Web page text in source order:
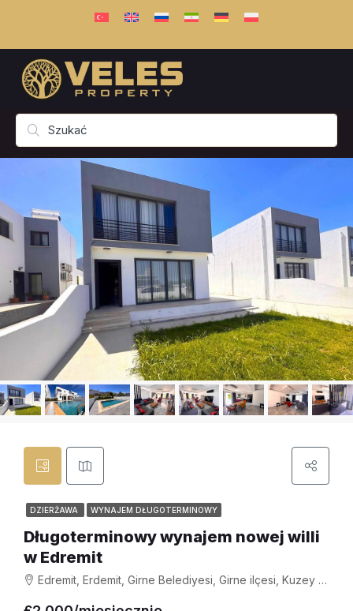
DZIERŻAWA WYNAJEM DŁUGOTERMINOWY
Długoterminowy wynajem nowej willi
w Edremit
Edremit, Erdemit, Girne Belediyesi, Girne ilçesi, Kuzey Kıbrıs, 99428, Κύπρος - Kıbrıs